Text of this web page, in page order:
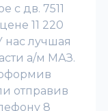
с дв. 7511
11 220
лучшая
а/м МАЗ.
отправив
8